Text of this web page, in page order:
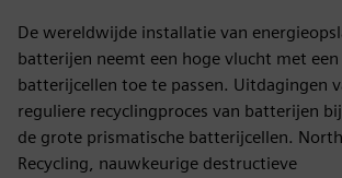
De wereldwijde installatie van
batterijen neemt een hoge vlucht met
batterijcellen toe te passen. Uitdagingen
reguliere recyclingproces van batterijen
de grote prismatische batterijcellen.
Recycling, nauwkeurige destructieve